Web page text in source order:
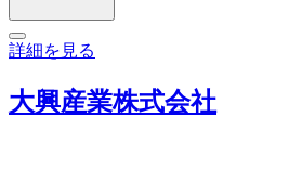
詳細を見る
大興産業株式会社